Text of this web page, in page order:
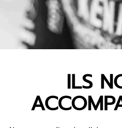
ILS